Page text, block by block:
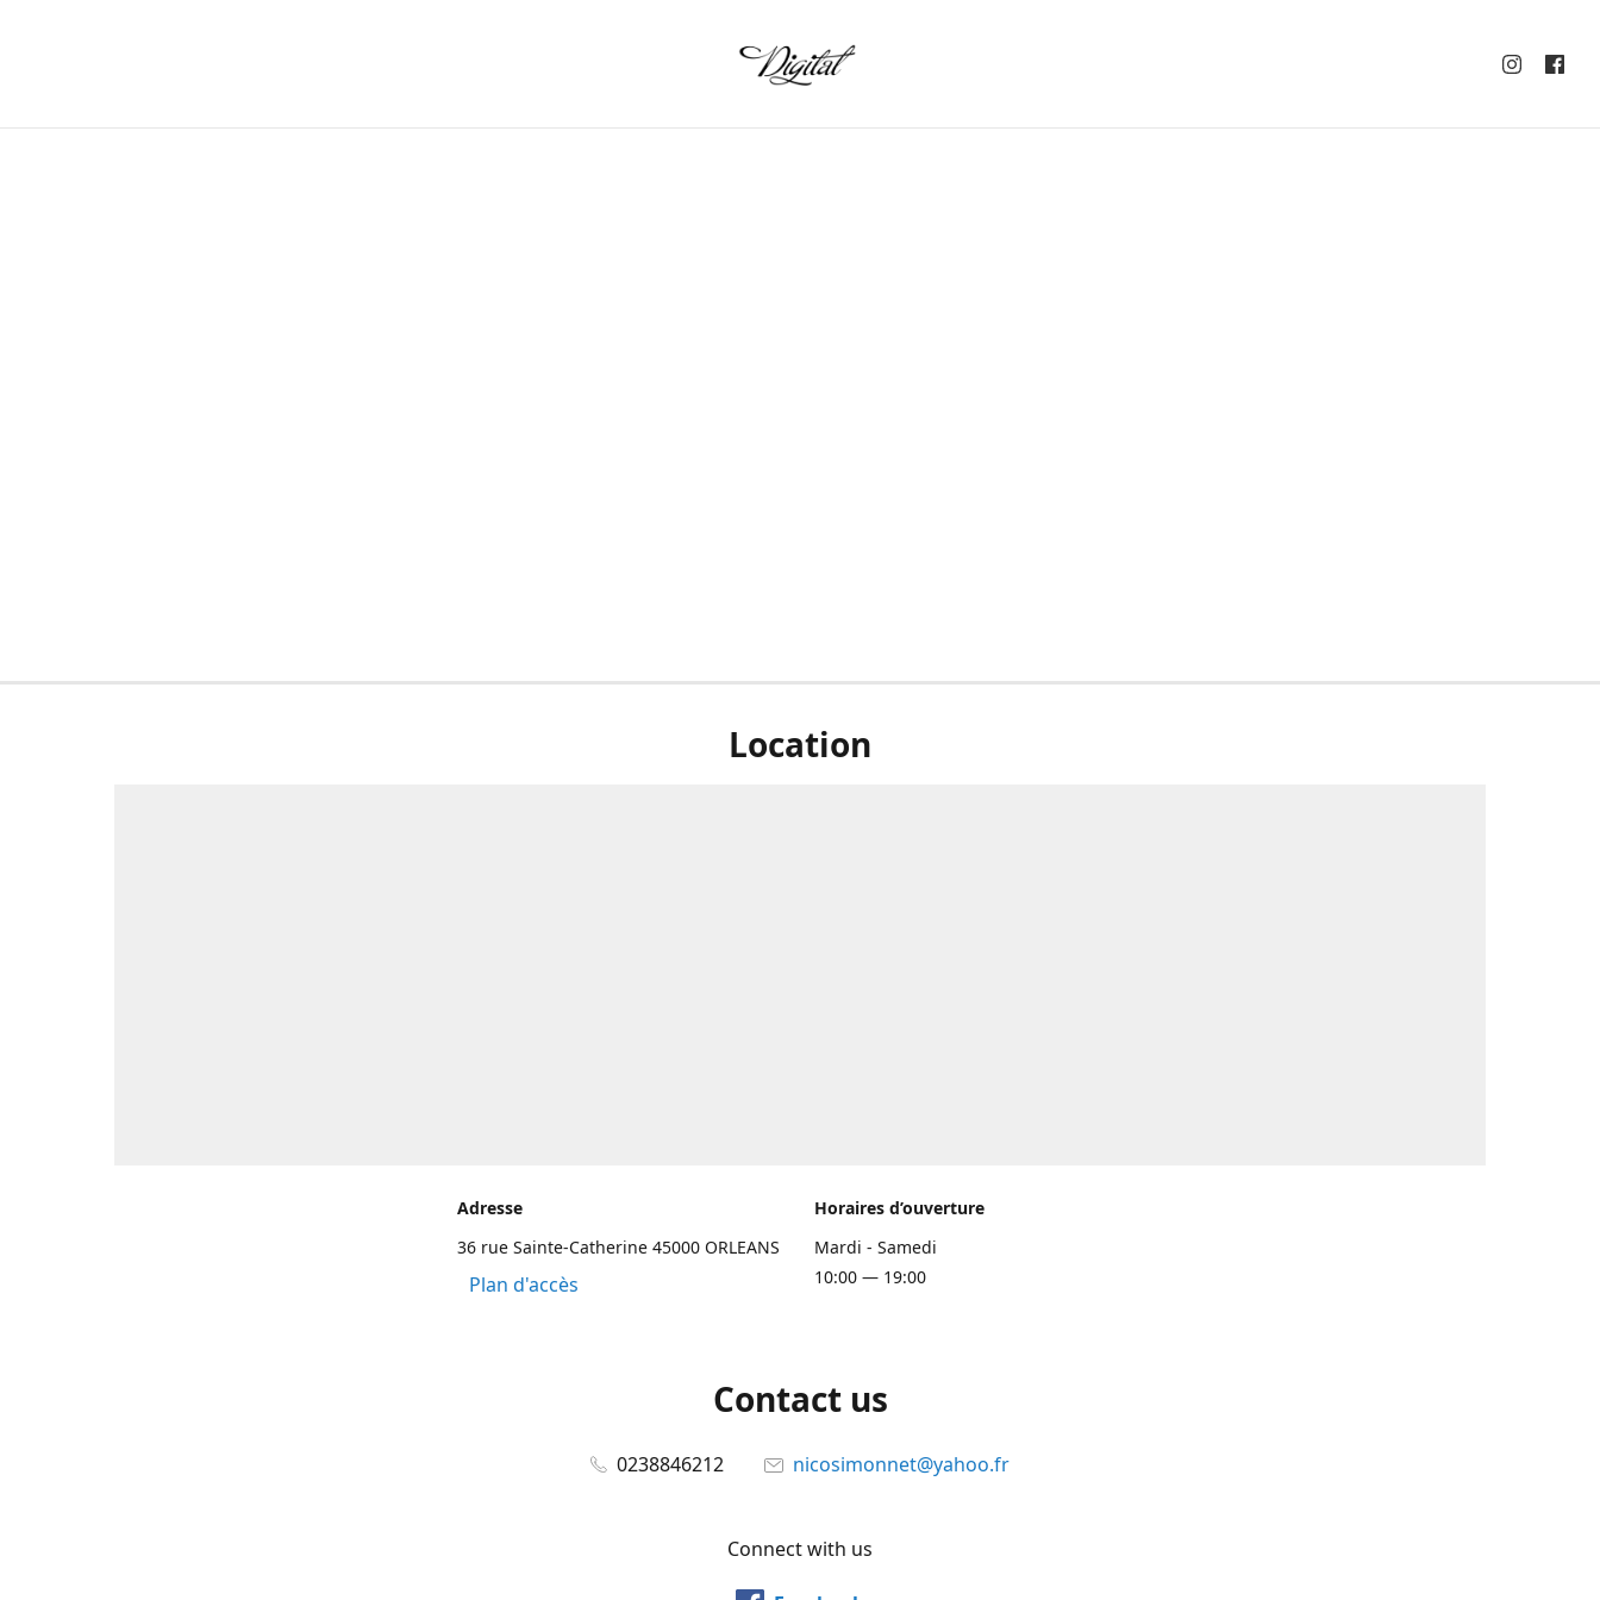
Location
Adresse
36 rue Sainte-Catherine 45000 ORLEANS
Plan d'accès
Horaires d’ouverture
Mardi - Samedi
10:00 — 19:00
Contact us
0238846212 nicosimonnet@yahoo.fr
Connect with us